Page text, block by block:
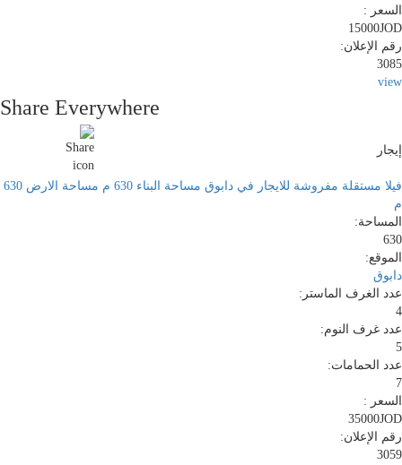
السعر :
15000JOD
رقم الإعلان:
3085
view
Share Everywhere
إيجار
فيلا مستقلة مفروشة للايجار في دابوق مساحة البناء 630 م مساحة الارض 630
م
المساحة:
630
الموقع:
دابوق
عدد الغرف الماستر:
4
عدد غرف النوم:
5
عدد الحمامات:
7
السعر :
35000JOD
رقم الإعلان:
3059